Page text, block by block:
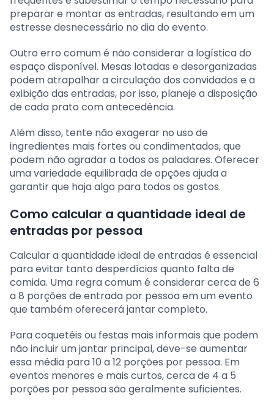
preparar e montar as entradas, resultando em um
estresse desnecessário no dia do evento.
Outro erro comum é não considerar a logística do
espaço disponível. Mesas lotadas e desorganizadas
podem atrapalhar a circulação dos convidados e a
exibição das entradas, por isso, planeje a disposição
de cada prato com antecedência.
Além disso, tente não exagerar no uso de
ingredientes mais fortes ou condimentados, que
podem não agradar a todos os paladares. Oferecer
uma variedade equilibrada de opções ajuda a
garantir que haja algo para todos os gostos.
Como calcular a quantidade ideal de
entradas por pessoa
Calcular a quantidade ideal de entradas é essencial
para evitar tanto desperdícios quanto falta de
comida. Uma regra comum é considerar cerca de 6
a 8 porções de entrada por pessoa em um evento
que também oferecerá jantar completo.
Para coquetéis ou festas mais informais que podem
não incluir um jantar principal, deve-se aumentar
essa média para 10 a 12 porções por pessoa. Em
eventos menores e mais curtos, cerca de 4 a 5
porções por pessoa são geralmente suficientes.